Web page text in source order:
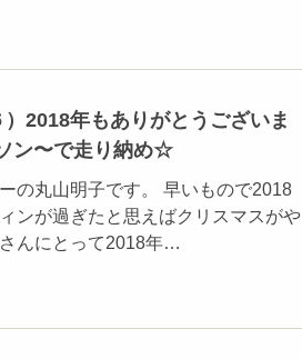
2018年もありがとうございま
ン〜で走り納め☆
の丸山明子です。 早いもので2018
ンが過ぎたと思えばクリスマスがや
んにとって2018年…